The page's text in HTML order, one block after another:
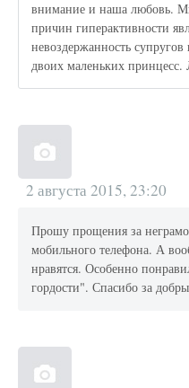
внимание и наша любовь.
причин гиперактивности
невоздержанность
двоих маленьких принцесс.
2 августа 2015, 23:20
Прошу прощения за
мобильного телефона. А
нравятся. Особенно
гордости". Спасибо за